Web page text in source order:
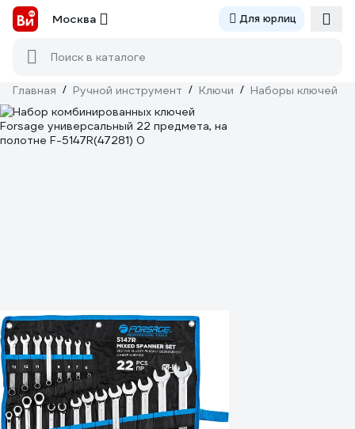
Москва Для юрлиц
Поиск в каталоге
Главная / Ручной инструмент / Ключи / Наборы ключей